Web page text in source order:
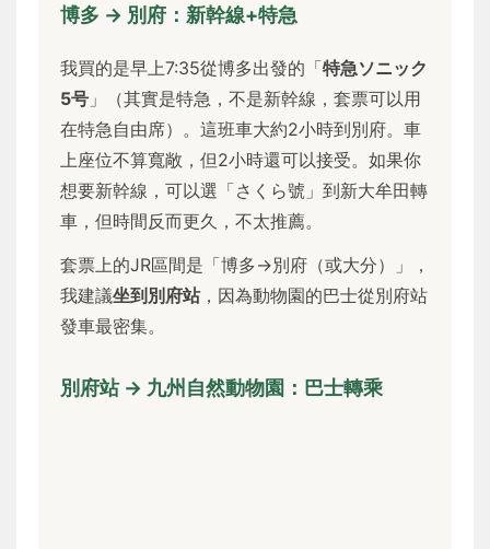
博多 → 別府：新幹線+特急
我買的是早上7:35從博多出發的「特急ソニック
5号 」（其實是特急，不是新幹線，套票可以用
在特急自由席）。這班車大約2小時到別府。車
上座位不算寬敞，但2小時還可以接受。如果你
想要新幹線，可以選「さくら號」到新大牟田轉
車，但時間反而更久，不太推薦。
套票上的JR區間是「博多→別府（或大分）」，
我建議坐到別府站，因為動物園的巴士從別府站
發車最密集。
別府站 → 九州自然動物園：巴士轉乘